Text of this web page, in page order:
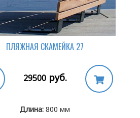
ПЛЯЖНАЯ СКАМЕЙКА 27
29500руб.
Длина: 800 мм